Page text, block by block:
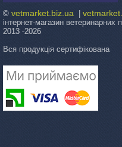
©vetmarket.biz.ua |
інтернет-магазин ветеринарних
2013 -2026
Вся продукція сертифікована